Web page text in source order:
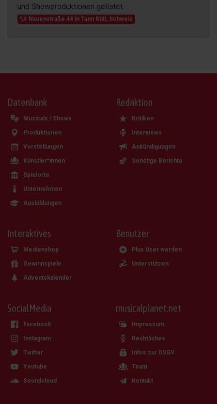
und Showproduktionen gelistet.
Nauenstraße 44in Tann Rüti, Schweiz
Datenbank
Musicals / Shows
Produktionen
Vorstellungen
Künstler*innen
Spielorte
Unternehmen
Ausbildungen
Redaktion
Kritiken
Interviews
Ankündigungen
Sonstige Berichte
Interaktives
Medienshop
Gewinnspiele
Adventskalender
Benutzer
Plus User werden
Unterstützen
SocialMedia
Facebook
Instagram
Twitter
Youtube
Soundcloud
musicalplanet.net
Impressum
Rechtliches
Infos zur DSGV
Team
Kontakt